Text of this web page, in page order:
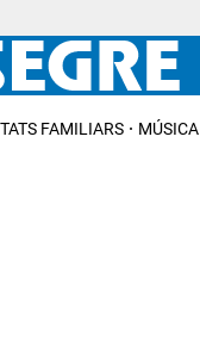
FAMILIARS MÚSICA